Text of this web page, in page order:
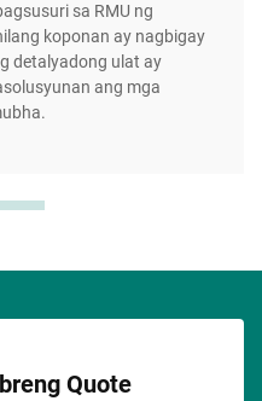
sa RMU ng
koponan ay nagbigay
detalyadong ulat ay
ang mga
Quote